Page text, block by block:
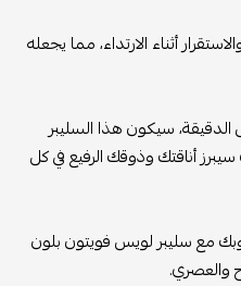
أثناء الارتداء، مما يجعله
سيكون هذا السليبر
أناقتك وذوقك الرفيع في كل
مع سليبر لويس فويتون بلون
والعصري.